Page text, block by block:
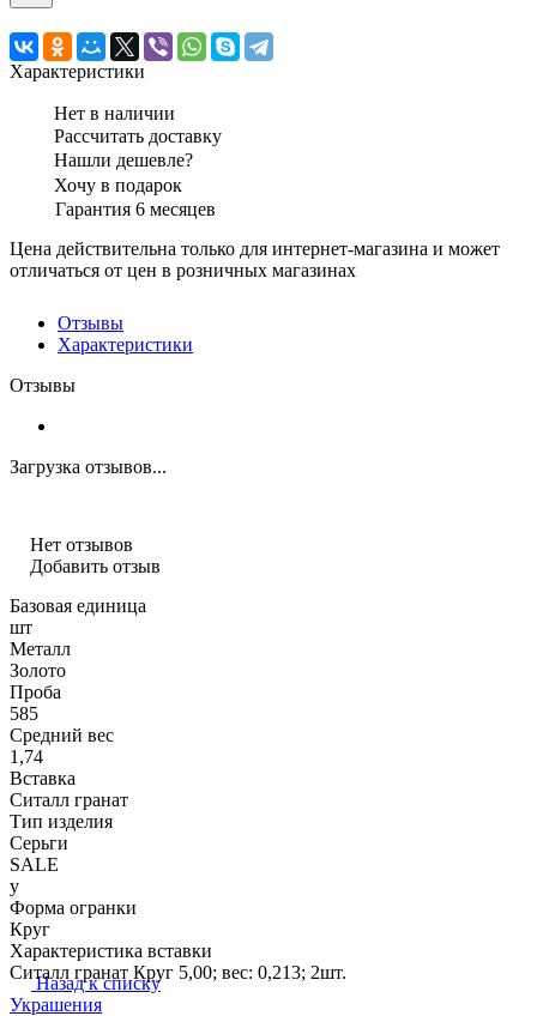
Характеристики
Нет в наличии
Рассчитать доставку
Нашли дешевле?
Хочу в подарок
Гарантия 6 месяцев
Цена действительна только для интернет-магазина и может
отличаться от цен в розничных магазинах
Отзывы
Характеристики
Отзывы
Загрузка отзывов...
Нет отзывов
Добавить отзыв
Базовая единица
шт
Металл
Золото
Проба
585
Средний вес
1,74
Вставка
Ситалл гранат
Тип изделия
Серьги
SALE
y
Форма огранки
Круг
Характеристика вставки
Ситалл гранат Круг 5,00; вес: 0,213; 2шт.
Назад к списку
Украшения